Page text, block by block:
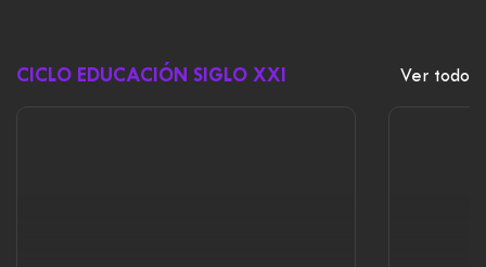
CICLO EDUCACIÓN SIGLO XXI Ver todo